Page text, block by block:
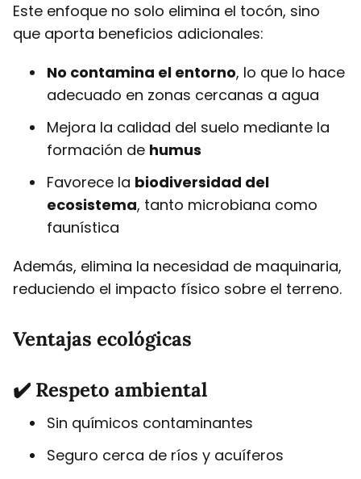
Este enfoque no solo elimina el tocón, sino
que aporta beneficios adicionales:
No contamina el entorno, lo que lo hace
adecuado en zonas cercanas a agua
Mejora la calidad del suelo mediante la
formación de humus
Favorece la biodiversidad del
ecosistema, tanto microbiana como
faunística
Además, elimina la necesidad de maquinaria,
reduciendo el impacto físico sobre el terreno.
Ventajas ecológicas
✔️ Respeto ambiental
Sin químicos contaminantes
Seguro cerca de ríos y acuíferos